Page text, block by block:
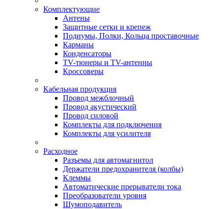
Комплектующие
Антены
Защитные сетки и крепеж
Подиумы, Полки, Кольца проставочные
Карманы
Конденсаторы
TV-тюнеры и TV-антенны
Кроссоверы
Кабельная продукция
Провод межблочный
Провод акустический
Провод силовой
Комплекты для подключения
Комплекты для усилителя
Расходное
Разъемы для автомагнитол
Держатели предохранителя (колбы)
Клеммы
Автоматические прерыватели тока
Преобразователи уровня
Шумоподавитель